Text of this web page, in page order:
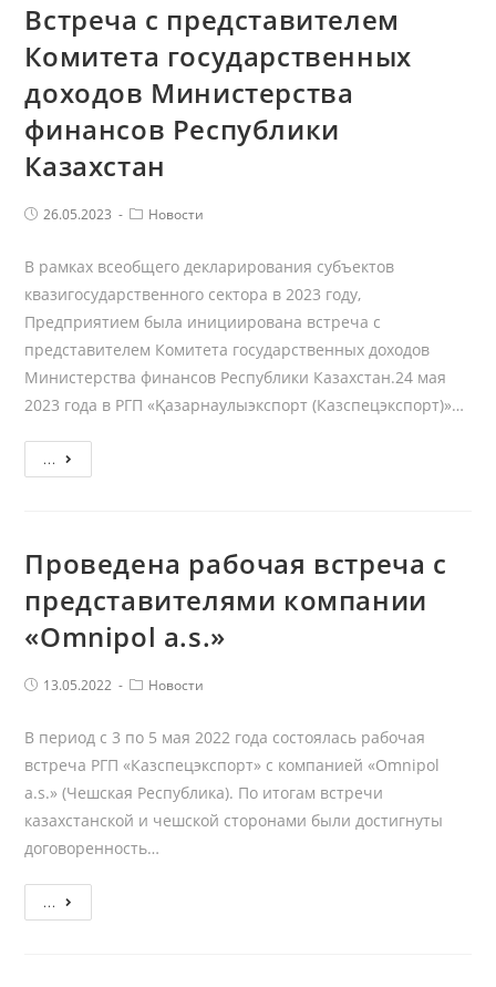
по
особо
делам
Службы
превенции
Республики
по
противодействию
коррупции
Встреча с представителем
Комитета государственных
доходов Министерства
финансов Республики
Казахстан
Post26.05.2023
PostНовости
В рамках всеобщего декларирования субъектов
квазигосударственного сектора в 2023 году,
Предприятием была инициирована встреча с
представителем Комитета государственных доходов
Министерства финансов Республики Казахстан.24 мая
2023 года в РГП «Қазарнаулыэкспорт (Казспецэкспорт)»…
...
с
государственных
доходов
Министерства
финансов
Республики
Проведена рабочая встреча с
представителями компании
«Omnipol a.s.»
Post13.05.2022
PostНовости
В период с 3 по 5 мая 2022 года состоялась рабочая
встреча РГП «Казспецэкспорт» с компанией «Omnipol
a.s.» (Чешская Республика). По итогам встречи
казахстанской и чешской сторонами были достигнуты
договоренность…
...
рабочая